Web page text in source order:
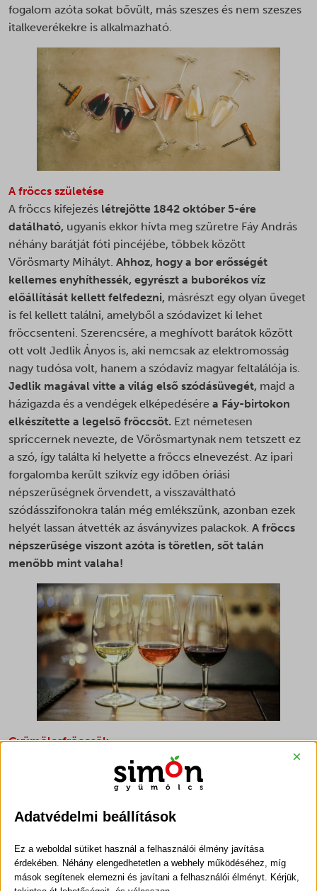
fogalom azóta sokat bővült, más szeszes és nem szeszes
italkeverékekre is alkalmazható.
A fröccs születése
A fröccs kifejezés létrejötte 1842 október 5-ére
datálható, ugyanis ekkor hívta meg szüretre Fáy András
néhány barátját fóti pincéjébe, többek között
Vörösmarty Mihályt. Ahhoz, hogy a bor erősségét
kellemes enyhíthessék, egyrészt a buborékos víz
előállítását kellett felfedezni, másrészt egy olyan üveget
is fel kellett találni, amelyből a szódavizet ki lehet
fröccsenteni. Szerencsére, a meghívott barátok között
ott volt Jedlik Ányos is, aki nemcsak az elektromosság
nagy tudósa volt, hanem a szódavíz magyar feltalálója is.
Jedlik magával vitte a világ első szódásüvegét, majd a
házigazda és a vendégek elképedésére a Fáy-birtokon
elkészítette a legelső fröccsöt. Ezt németesen
spriccernek nevezte, de Vörösmartynak nem tetszett ez
a szó, így találta ki helyette a fröccs elnevezést. Az ipari
forgalomba került szikvíz egy időben óriási
népszerűségnek örvendett, a visszaváltható
szódásszifonokra talán még emlékszünk, azonban ezek
helyét lassan átvették az ásványvizes palackok. A fröccs
népszerűsége viszont azóta is töretlen, sőt talán
menőbb mint valaha!
Gyümölcsfröccsök
alkoholmentes alternatívái is
melyek inkább a gyümölcsök és a szódavíz
üdítő hatására fektetik a hangsúlyt. A szüretek másik
remek terméke, még a bort megelőző fázisban
antioxidáns tartalmú léből is szuper szőlőfröccs válhat,
ami mennyei szomjoltó. Másik népszerű alkoholmentes
változat az almafröccs, melyet gyermekek is örömmel
Adatvédelmi beállítások
×
Ez a weboldal sütiket használ a felhasználói élmény javítása
érdekében. Néhány elengedhetetlen a webhely működéséhez, míg
mások segítenek elemezni és javítani a felhasználói élményt. Kérjük,